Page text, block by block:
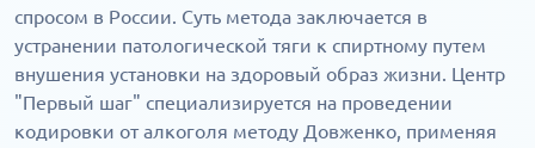
спросом в России. Суть метода заключается в
устранении патологической тяги к спиртному путем
внушения установки на здоровый образ жизни. Центр
"Первый шаг" специализируется на проведении
кодировки от алкоголя методу Довженко, применяя